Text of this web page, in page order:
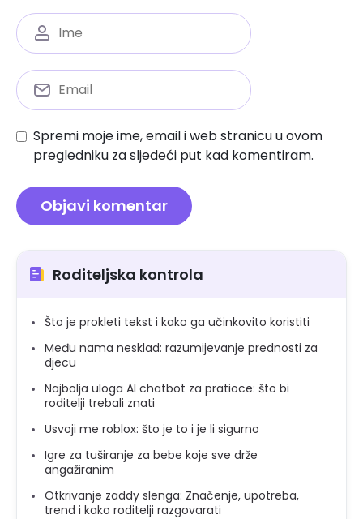
Spremi moje ime, email i web stranicu u ovom
pregledniku za sljedeći put kad komentiram.
Roditeljska kontrola
Što je prokleti tekst i kako ga učinkovito koristiti
Među nama nesklad: razumijevanje prednosti za
djecu
Najbolja uloga AI chatbot za pratioce: što bi
roditelji trebali znati
Usvoji me roblox: što je to i je li sigurno
Igre za tuširanje za bebe koje sve drže
angažiranim
Otkrivanje zaddy slenga: Značenje, upotreba,
trend i kako roditelji razgovarati